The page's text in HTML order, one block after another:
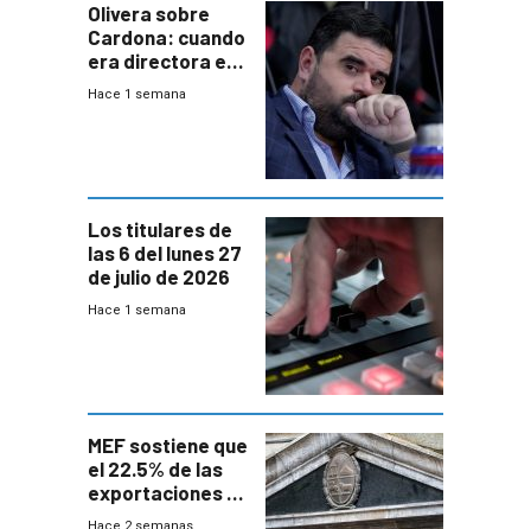
Olivera sobre
Cardona: cuando
era directora en
UTE “no era muy
Hace 1 semana
Los titulares de
las 6 del lunes 27
de julio de 2026
Hace 1 semana
MEF sostiene que
el 22.5% de las
exportaciones a
EE.UU se verán